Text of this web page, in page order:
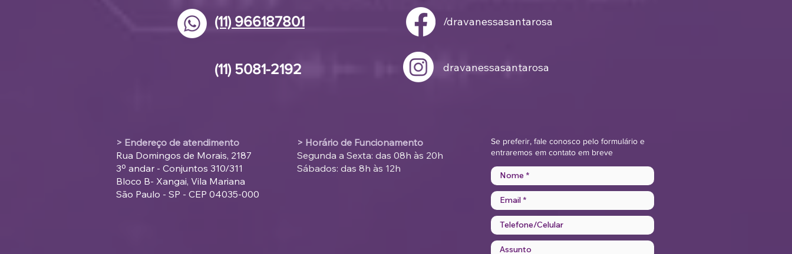
resultados no controle
(11) 966187801
(11) 5081-2192
/dravanessasantarosa
dravanessasantarosa
> Endereço de atendimento
Rua Domingos de Morais, 2187
3º andar - Conjuntos 310/311
Bloco B- Xangai, Vila Mariana
São Paulo - SP - CEP 04035-000
> Horário de Funcionamento
Segunda a Sexta: das 08h às 20h
Sábados: das 8h às 12h
Se preferir, fale conosco pelo formulário e
entraremos em contato em breve